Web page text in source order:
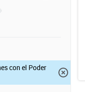
con el Poder